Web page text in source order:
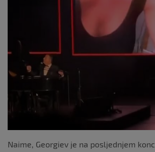
Naime, Georgiev je na posljednjem